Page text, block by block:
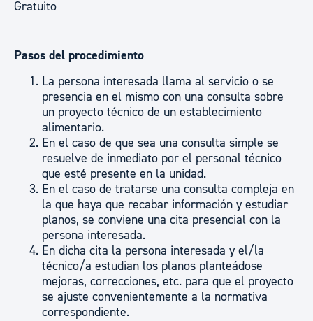
Gratuito
Pasos del procedimiento
La persona interesada llama al servicio o se
presencia en el mismo con una consulta sobre
un proyecto técnico de un establecimiento
alimentario.
En el caso de que sea una consulta simple se
resuelve de inmediato por el personal técnico
que esté presente en la unidad.
En el caso de tratarse una consulta compleja en
la que haya que recabar información y estudiar
planos, se conviene una cita presencial con la
persona interesada.
En dicha cita la persona interesada y el/la
técnico/a estudian los planos planteádose
mejoras, correcciones, etc. para que el proyecto
se ajuste convenientemente a la normativa
correspondiente.